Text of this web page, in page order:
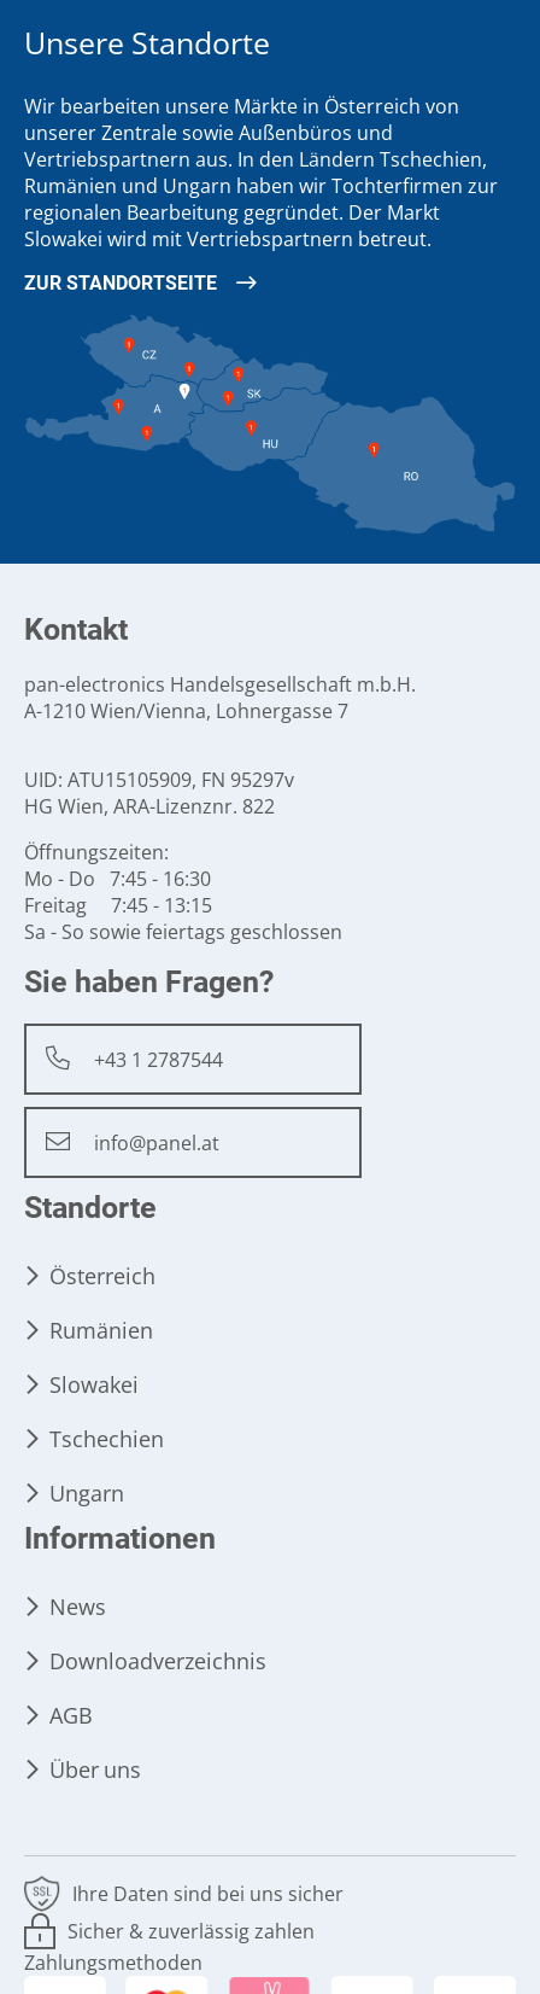
Unsere Standorte
Wir bearbeiten unsere Märkte in Österreich von
unserer Zentrale sowie Außenbüros und
Vertriebspartnern aus. In den Ländern Tschechien,
Rumänien und Ungarn haben wir Tochterfirmen zur
regionalen Bearbeitung gegründet. Der Markt
Slowakei wird mit Vertriebspartnern betreut.
ZUR STANDORTSEITE
Kontakt
pan-electronics Handelsgesellschaft m.b.H.
A-1210 Wien/Vienna, Lohnergasse 7
UID: ATU15105909, FN 95297v
HG Wien, ARA-Lizenznr. 822
Öffnungszeiten:
Mo - Do 7:45 - 16:30
Freitag 7:45 - 13:15
Sa - So sowie feiertags geschlossen
Sie haben Fragen?
+43 1 2787544
info@panel.at
Standorte
Österreich
Rumänien
Slowakei
Tschechien
Ungarn
Informationen
News
Downloadverzeichnis
AGB
Über uns
Ihre Daten sind bei uns sicher
Sicher & zuverlässig zahlen
Zahlungsmethoden